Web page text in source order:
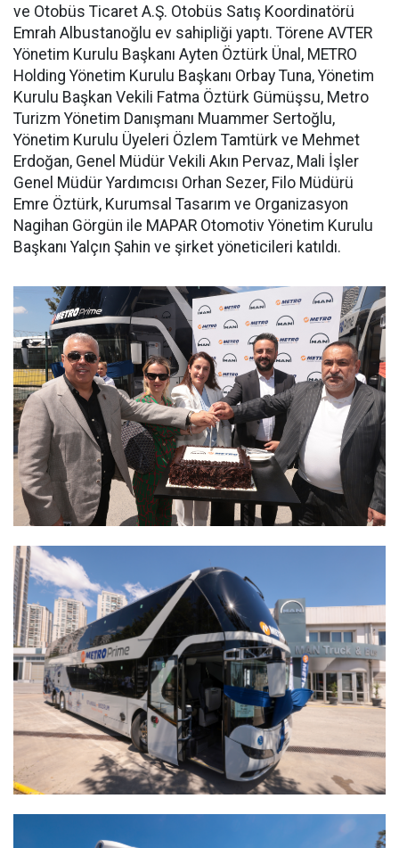
ve Otobüs Ticaret A.Ş. Otobüs Satış Koordinatörü
Emrah Albustanoğlu ev sahipliği yaptı. Törene AVTER
Yönetim Kurulu Başkanı Ayten Öztürk Ünal, METRO
Holding Yönetim Kurulu Başkanı Orbay Tuna, Yönetim
Kurulu Başkan Vekili Fatma Öztürk Gümüşsu, Metro
Turizm Yönetim Danışmanı Muammer Sertoğlu,
Yönetim Kurulu Üyeleri Özlem Tamtürk ve Mehmet
Erdoğan, Genel Müdür Vekili Akın Pervaz, Mali İşler
Genel Müdür Yardımcısı Orhan Sezer, Filo Müdürü
Emre Öztürk, Kurumsal Tasarım ve Organizasyon
Nagihan Görgün ile MAPAR Otomotiv Yönetim Kurulu
Başkanı Yalçın Şahin ve şirket yöneticileri katıldı.